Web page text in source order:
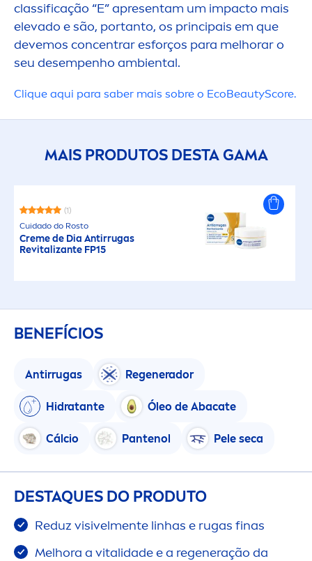
classificação “E” apresentam um impacto mais
elevado e são, portanto, os principais em que
devemos concentrar esforços para melhorar o
seu desempenho ambiental.
Clique aqui para saber mais sobre o EcoBeautyScore.
MAIS PRODUTOS DESTA GAMA
(1)
Cuidado do Rosto
Cremede Dia Antirrugas
Revitalizante FP15
BENEFÍCIOS
Antirrugas Regenerador
Hidratante Óleo de Abacate
Cálcio Pantenol Pele seca
DESTAQUES DO PRODUTO
Reduz visivelmente linhas e rugas finas
Melhora a vitalidade e a regeneração da